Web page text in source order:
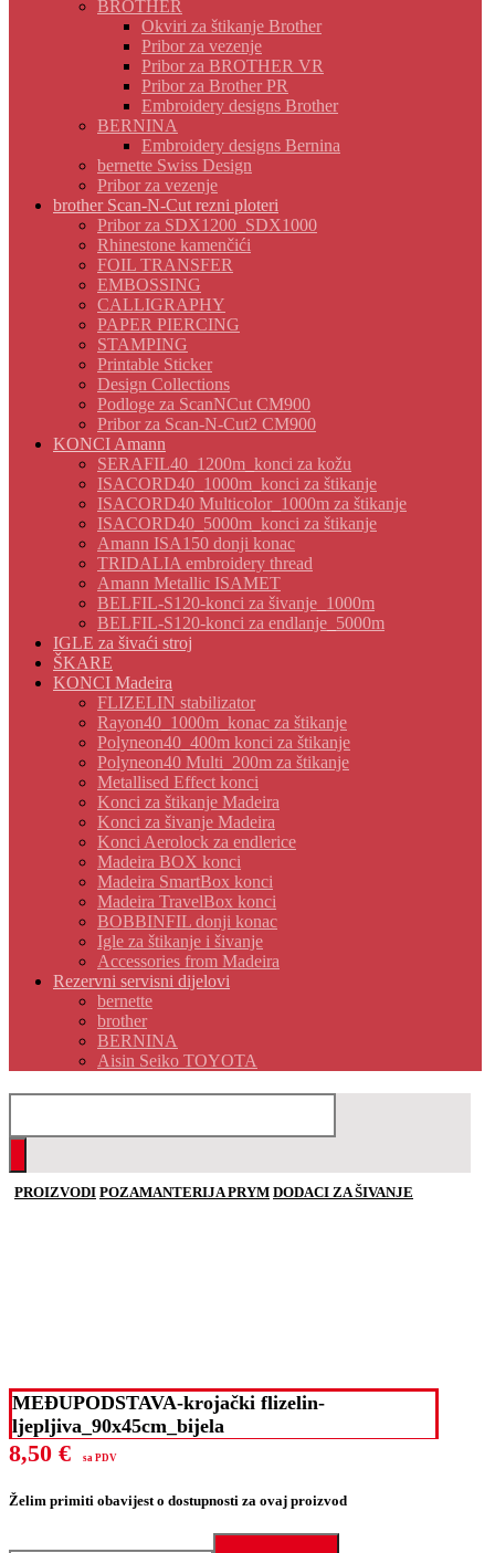
BROTHER
Okviri za štikanje Brother
Pribor za vezenje
Pribor za BROTHER VR
Pribor za Brother PR
Embroidery designs Brother
BERNINA
Embroidery designs Bernina
bernette Swiss Design
Pribor za vezenje
brother Scan-N-Cut rezni ploteri
Pribor za SDX1200_SDX1000
Rhinestone kamenčići
FOIL TRANSFER
EMBOSSING
CALLIGRAPHY
PAPER PIERCING
STAMPING
Printable Sticker
Design Collections
Podloge za ScanNCut CM900
Pribor za Scan-N-Cut2 CM900
KONCI Amann
SERAFIL40_1200m_konci za kožu
ISACORD40_1000m_konci za štikanje
ISACORD40 Multicolor_1000m za štikanje
ISACORD40_5000m_konci za štikanje
Amann ISA150 donji konac
TRIDALIA embroidery thread
Amann Metallic ISAMET
BELFIL-S120-konci za šivanje_1000m
BELFIL-S120-konci za endlanje_5000m
IGLE za šivaći stroj
ŠKARE
KONCI Madeira
FLIZELIN stabilizator
Rayon40_1000m_konac za štikanje
Polyneon40_400m konci za štikanje
Polyneon40 Multi_200m za štikanje
Metallised Effect konci
Konci za štikanje Madeira
Konci za šivanje Madeira
Konci Aerolock za endlerice
Madeira BOX konci
Madeira SmartBox konci
Madeira TravelBox konci
BOBBINFIL donji konac
Igle za štikanje i šivanje
Accessories from Madeira
Rezervni servisni dijelovi
bernette
brother
BERNINA
Aisin Seiko TOYOTA
PROIZVODI POZAMANTERIJA PRYM DODACI ZA ŠIVANJE
MEĐUPODSTAVA-krojački flizelin-
ljepljiva_90x45cm_bijela
8,50 € sa PDV
Želim primiti obavijest o dostupnosti za ovaj proizvod